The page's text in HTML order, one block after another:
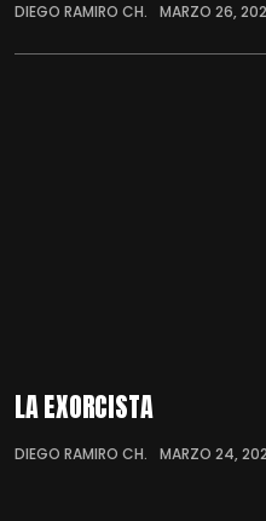
DIEGO RAMIRO CH. MARZO 26,
LA EXORCISTA
DIEGO RAMIRO CH. MARZO 24,